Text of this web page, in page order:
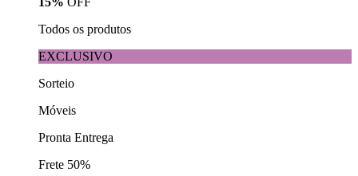
Todos os produtos
EXCLUSIVO
Sorteio
Móveis
Pronta Entrega
Frete 50%